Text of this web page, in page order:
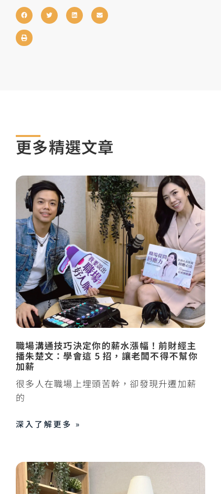
更多精選文章
職場溝通技巧決定你的薪水漲幅！前財經主
播朱楚文：學會這 5 招，讓老闆不得不幫你
加薪
很多人在職場上埋頭苦幹，卻發現升遷加薪
的
深入了解更多 »